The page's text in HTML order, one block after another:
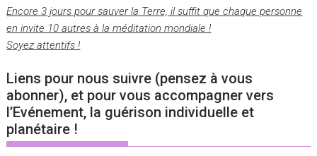
Encore 3 jours pour sauver la Terre, il suffit que chaque personne
en invite 10 autres à la méditation mondiale !
Soyez attentifs !
Liens pour nous suivre (pensez à vous
abonner), et pour vous accompagner vers
l’Evénement, la guérison individuelle et
planétaire !